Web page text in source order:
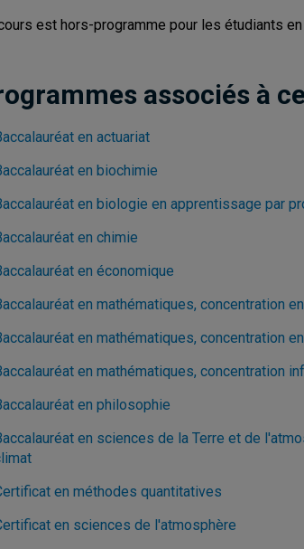
est hors-programme pour les étudiants
associés à
en actuariat
en biochimie
en biologie en apprentissage par
en chimie
en économique
en mathématiques, concentration
en mathématiques, concentration
en mathématiques, concentration
en philosophie
en sciences de la Terre et de
en méthodes quantitatives
en sciences de l'atmosphère